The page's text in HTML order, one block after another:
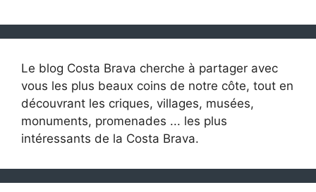
Le blog Costa Brava cherche à partager avec
vous les plus beaux coins de notre côte, tout en
découvrant les criques, villages, musées,
monuments, promenades ... les plus
intéressants de la Costa Brava.